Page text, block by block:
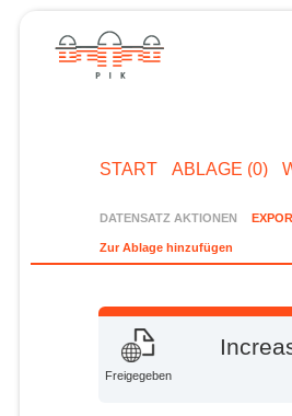
START ABLAGE (0)
DATENSATZ AKTIONEN
Zur Ablage hinzufügen
Freigegeben